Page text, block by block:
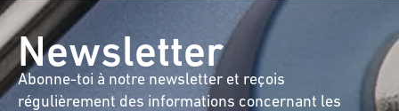
Newsletter
Abonne-toi à notre newsletter et reçois
régulièrement des informations concernant les